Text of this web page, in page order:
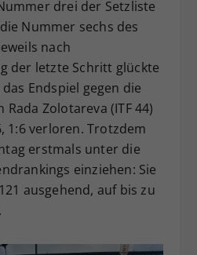
drei der Setzliste
Nummer sechs des
nach
der letzte Schritt glückte
Endspiel gegen die
Zolotareva (ITF 44)
1:6 verloren. Trotzdem
erstmals unter die
einziehen: Sie
ausgehend, auf bis zu